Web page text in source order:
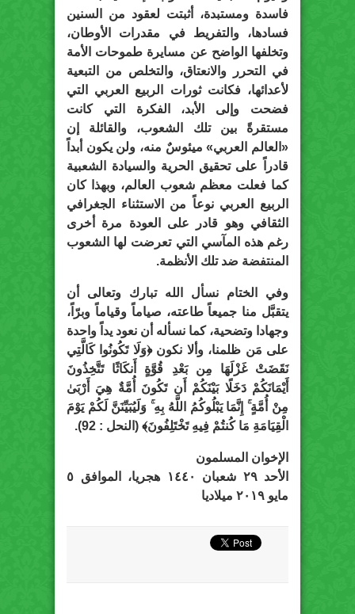
فاسدة ومستبدة، أثبتت لعقود من السنين
فسادها، والتفريط في مقدرات الأوطان،
وتخلفها الواضح عن مسايرة طموحات الأمة
في التحرر والانعتاق، والتخلص من التبعية
لأعدائها، فكانت ثورات الربيع العربي التي
فضحت وإلى الأبد، الفكرة التي كانت
مستقرةً بين تلك الشعوب، والقائلة إن
«العالم العربي» ميئوسٌ منه، ولن يكون أبداً
قادراً على تحقيق الحرية والسيادة الشعبية
كما فعلت معظم شعوب العالم، وبهذا كان
الربيع العربي نوعاً من الاستثناء الجغرافي
الثقافي وهو قادر على العودة مرة أخرى
رغم هذه المآسي التي تعرضت لها الشعوب
المنتفضة ضد تلك الأنظمة.
وفي الختام نسأل الله تبارك وتعالى أن
يتقبَّل منا جميعاً طاعته، صياماً وقياماً وبرّاً،
وجهادا وتضحية، كما نسأله أن نعود يداً واحدة
على مَن ظلمنا، وألا نكون ﴿وَلَا تَكُونُوا كَالَّتِي
نَقَضَتْ غَزْلَهَا مِن بَعْدِ قُوَّةٍ أَنكَاثًا تَتَّخِذُونَ
أَيْمَانَكُمْ دَخَلًا بَيْنَكُمْ أَن تَكُونَ أُمَّةٌ هِيَ أَرْبَىٰ
مِنْ أُمَّةٍ ۚ إِنَّمَا يَبْلُوكُمُ اللَّهُ بِهِ ۚ وَلَيُبَيِّنَنَّ لَكُمْ يَوْمَ
الْقِيَامَةِ مَا كُنتُمْ فِيهِ تَخْتَلِفُونَ﴾ (النحل : 92).
الإخوان المسلمون
الأحد ٢٩ شعبان ١٤٤٠ هجريا، الموافق ٥
مايو ٢٠١٩ ميلاديا